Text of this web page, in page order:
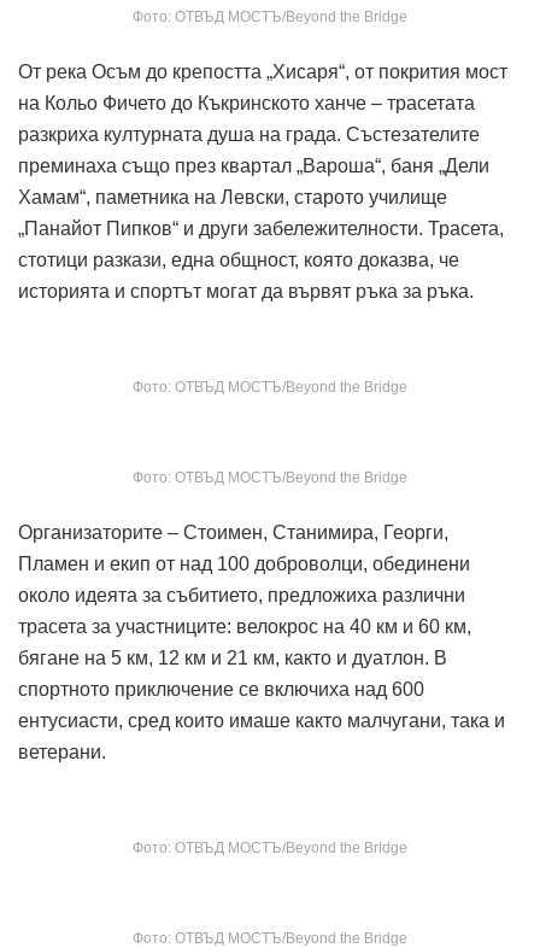
Фото: ОТВЪД МОСТЪ/Beyond the Bridge
От река Осъм до крепостта „Хисаря“, от покрития мост
на Кольо Фичето до Къкринското ханче – трасетата
разкриха културната душа на града. Състезателите
преминаха също през квартал „Вароша“, баня „Дели
Хамам“, паметника на Левски, старото училище
„Панайот Пипков“ и други забележителности. Трасета,
стотици разкази, една общност, която доказва, че
историята и спортът могат да вървят ръка за ръка.
Фото: ОТВЪД МОСТЪ/Beyond the Bridge
Фото: ОТВЪД МОСТЪ/Beyond the Bridge
Организаторите – Стоимен, Станимира, Георги,
Пламен и екип от над 100 доброволци, обединени
около идеята за събитието, предложиха различни
трасета за участниците: велокрос на 40 км и 60 км,
бягане на 5 км, 12 км и 21 км, както и дуатлон. В
спортното приключение се включиха над 600
ентусиасти, сред които имаше както малчугани, така и
ветерани.
Фото: ОТВЪД МОСТЪ/Beyond the Bridge
Фото: ОТВЪД МОСТЪ/Beyond the Bridge